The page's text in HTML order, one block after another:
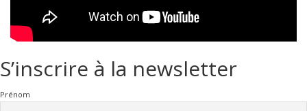
S’inscrire à la newsletter
Prénom